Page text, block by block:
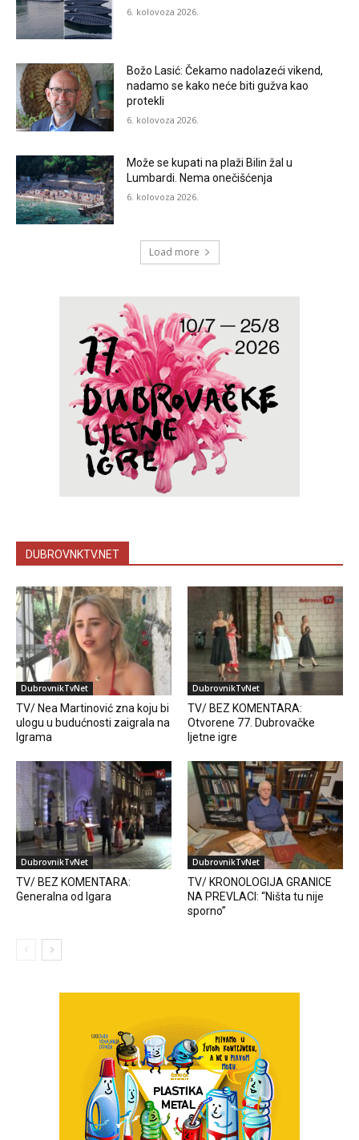
6. kolovoza 2026.
Božo Lasić: Čekamo nadolazeći vikend,
nadamo se kako neće biti gužva kao
protekli
6. kolovoza 2026.
Može se kupati na plaži Bilin žal u
Lumbardi. Nema onečišćenja
6. kolovoza 2026.
Load more
DUBROVNKTV.NET
DubrovnikTvNet
TV/ Nea Martinović zna koju bi
ulogu u budućnosti zaigrala na
Igrama
DubrovnikTvNet
TV/ BEZ KOMENTARA:
Otvorene 77. Dubrovačke
ljetne igre
DubrovnikTvNet
TV/ BEZ KOMENTARA:
Generalna od Igara
DubrovnikTvNet
TV/ KRONOLOGIJA GRANICE
NA PREVLACI: “Ništa tu nije
sporno”